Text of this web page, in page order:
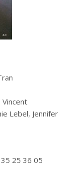
Vincent
Lebel, Jennifer
25 36 05